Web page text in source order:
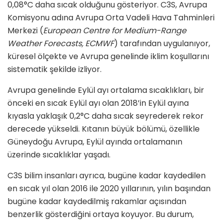
0,08°C daha sıcak olduğunu gösteriyor. C3S, Avrupa
Komisyonu adına Avrupa Orta Vadeli Hava Tahminleri
Merkezi (European Centre for Medium-Range
Weather Forecasts, ECMWF) tarafından uygulanıyor,
küresel ölçekte ve Avrupa genelinde iklim koşullarını
sistematik şekilde izliyor.
Avrupa genelinde Eylül ayı ortalama sıcaklıkları, bir
önceki en sıcak Eylül ayı olan 2018’in Eylül ayına
kıyasla yaklaşık 0,2°C daha sıcak seyrederek rekor
derecede yükseldi. Kıtanın büyük bölümü, özellikle
Güneydoğu Avrupa, Eylül ayında ortalamanın
üzerinde sıcaklıklar yaşadı.
C3S bilim insanları ayrıca, bugüne kadar kaydedilen
en sıcak yıl olan 2016 ile 2020 yıllarının, yılın başından
bugüne kadar kaydedilmiş rakamlar açısından
benzerlik gösterdiğini ortaya koyuyor. Bu durum,